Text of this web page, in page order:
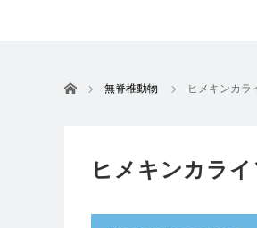
ホーム 無脊椎動物 ヒメキンカラ
ヒメキンカラ